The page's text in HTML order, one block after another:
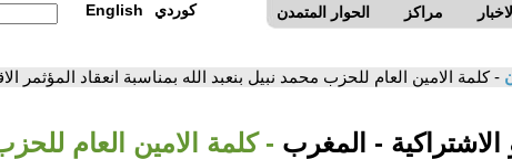
الحوار المتمدن مراكز الاخبار English كوردي
- كلمة الامين العام للحزب محمد نبيل بنعبد الله بمناسبة انعقاد
- المغرب - كلمة الامين العام